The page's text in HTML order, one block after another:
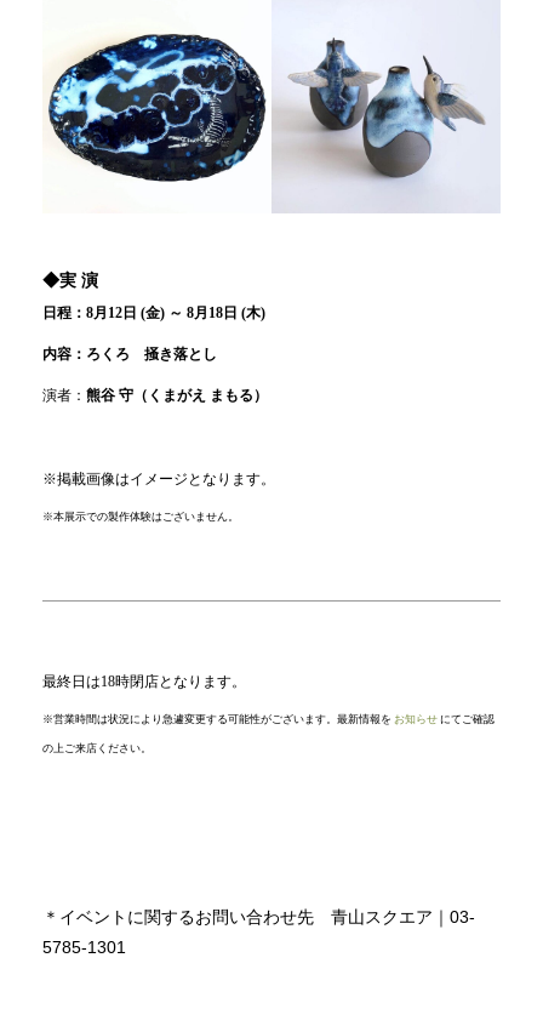
◆実 演
日程：8月12日 (金) ～ 8月18日 (木)
内容：ろくろ 掻き落とし
演者： 熊谷 守（くまがえ まもる）
※掲載画像はイメージとなります。
※本展示での製作体験はございません。
最終日は18時閉店となります。
※営業時間は状況により急遽変更する可能性がございます。最新情報を お知らせ にてご確認
の上ご来店ください。
＊イベントに関するお問い合わせ先 青山スクエア｜03-
5785-1301